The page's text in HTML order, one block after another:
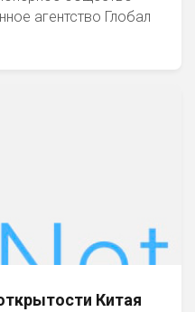
агентство Глобал
Китая